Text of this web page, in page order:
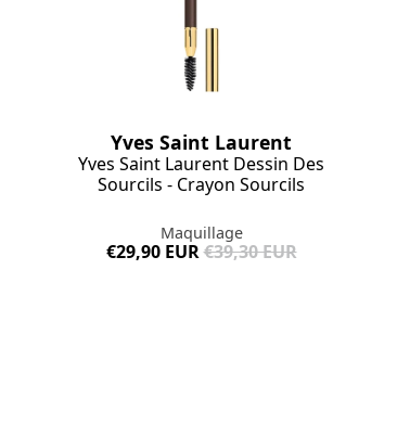
Yves Saint Laurent
Yves Saint Laurent Dessin Des
Sourcils - Crayon Sourcils
Maquillage
€29,90 EUR€39,30 EUR